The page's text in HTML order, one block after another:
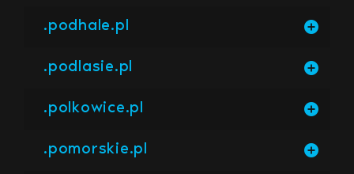
.podhale.pl
.podlasie.pl
.polkowice.pl
.pomorskie.pl